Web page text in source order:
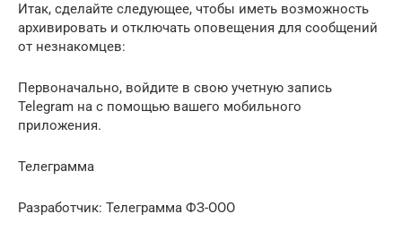
Итак, сделайте следующее, чтобы иметь возможность
архивировать и отключать оповещения для сообщений
от незнакомцев:
Первоначально, войдите в свою учетную запись
Telegram на с помощью вашего мобильного
приложения.
Телеграмма
Разработчик: Телеграмма ФЗ-ООО